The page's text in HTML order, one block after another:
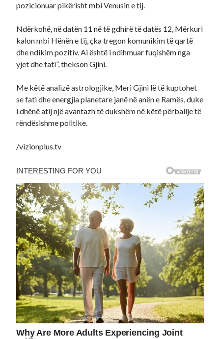
pozicionuar pikërisht mbi Venusin e tij.
Ndërkohë, në datën 11 në të gdhirë të datës 12, Mërkuri
kalon mbi Hënën e tij, çka tregon komunikim të qartë
dhe ndikim pozitiv. Ai është i ndihmuar fuqishëm nga
yjet dhe fati”, thekson Gjini.
Me këtë analizë astrologjike, Meri Gjini lë të kuptohet
se fati dhe energjia planetare janë në anën e Ramës, duke
i dhënë atij një avantazh të dukshëm në këtë përballje të
rëndësishme politike.
/vizionplus.tv